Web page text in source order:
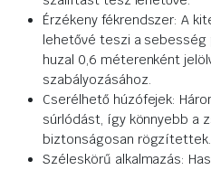
Érzékeny fékrendszer: A
lehetővé teszi a
huzal 0,6 méterenként
szabályozásához.
Cserélhető húzófejek:
súrlódást, így könnyebb a
biztonságosan rögzítettek.
Széleskörű alkalmazás: